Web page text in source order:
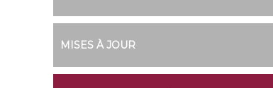
MISES À JOUR